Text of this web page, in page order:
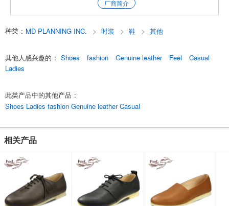
这是一个非常劳动密集型的制造过程，需要大量的时间和精力，但它有许
多优点，例如柔软的包裹性这是一个非常劳动密集型的制造过程，需要大
良好翘曲性，以及适合长时间行走。
当你看着这双鞋时，你会感到温暖。
我们是一个鞋子品牌，希望你能从鞋子中感受到各种东西。
SeeL的鞋子主要是通过博洛尼亚法和平台法制作。
这两种方法非常昂贵和费时，但它们是制造柔软舒适、包裹脚部的鞋子的
包裹脚部的柔软度，以及吸收脚部的 "好经"，使其适合长时间行走。
English
厂商简介
种类 : MD PLANNING INC. 时装 鞋 其他
其他人感兴趣的 : Shoes fashion Genuine leather Feel
Casual
Ladies
此类产品中的其他产品 :
Shoes Ladies fashion Genuine leather Casual
相关产品